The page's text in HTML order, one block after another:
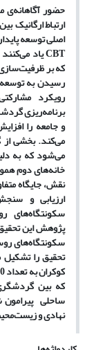
حضور
ارتباط ارگانیک
اصلی توسعه
که بر ظرفیت‌سازی
رسیدن به
رویکرد
برنامه‌ریزی
و جامعه را
می‌کند. بخشی از
می‌شود که به
خانه‌های دوم
نقش، جایگاه
ارزیابی و
سکونتگاه‌های
پژوهش این
سکونتگاه‌های
تحقیق را
که بین
ساحلی پیرامون
نهادی و